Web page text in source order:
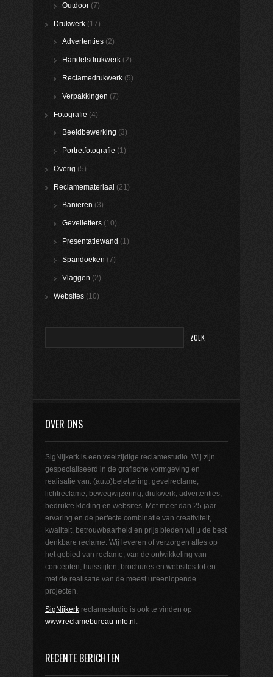
Outdoor (7)
Drukwerk (17)
Advertenties (2)
Handelsdrukwerk (2)
Reclamedrukwerk (5)
Verpakkingen (7)
Fotografie (4)
Beeldbewerking (3)
Portretfotografie (1)
Overig (5)
Reclamemateriaal (21)
Banieren (3)
Gevelletters (10)
Presentatiewand (1)
Spandoeken (7)
Vlaggen (2)
Websites (10)
OVER ONS
SigNijkerk is een veelzijdige reclamestudio. Wij zijn
gespecialiseerd in de grafische vormgeving en
realisatie van: (auto)belettering, gevelreclame,
lichtreclame, bewegwijzering, drukwerk, advertenties,
bedrukte kleding en websites. Met meer dan 25 jaar
ervaring en de perfecte combinatie van creativiteit,
kwaliteit, betrouwbaarheid en prijs bieden wij u de best
denkbare reclame. Wij leveren of verzorgen alles op
het gebied van reclame, van de ontwikkeling van
concepten, huisstijlen, brochures en websites tot en
met de realisatie van de meest uiteenlopende
projecten.
SigNijkerk reclamestudio is ook te vinden op
www.reclamebureau-info.nl
RECENTE BERICHTEN